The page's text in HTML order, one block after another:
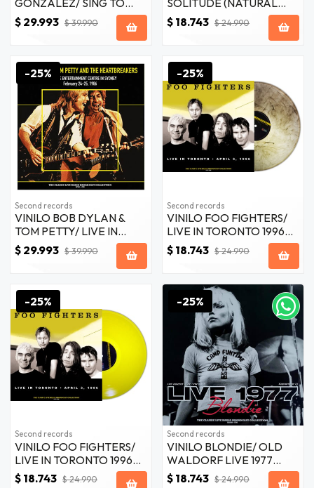
GONZALEZ/ SING TO
THE WORLD
(COLOURED) 2LP
$ 29.993 $ 39.990
SOLITUDE (NATURAL
CLEAR VINYL) 1LP
$ 18.743 $ 24.990
-25%
Second records
VINILO BOB DYLAN &
TOM PETTY/ LIVE IN
SYDNEY 1986 2LP
$ 29.993 $ 39.990
-25%
Second records
VINILO FOO FIGHTERS/
LIVE IN TORONTO 1996
(GREY VINYL) 1LP
$ 18.743 $ 24.990
-25%
Second records
VINILO FOO FIGHTERS/
LIVE IN TORONTO 1996
(YELLOW VINYL) 1LP
$ 18.743 $ 24.990
-25%
Second records
VINILO BLONDIE/ OLD
WALDORF LIVE 1977
(VIOLET VINYL) 1LP
$ 18.743 $ 24.990